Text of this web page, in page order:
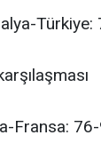
Türkiye:
Fransa: